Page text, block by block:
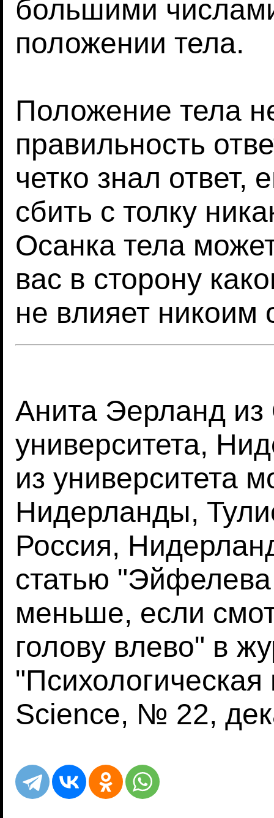
большими
положении тела.
Положение тела
правильность
четко знал ответ,
сбить с толку
Осанка тела
вас в сторону
не влияет никоим
Анита Эерланд из
университета,
из университета
Нидерланды,
Россия,
статью
меньше, если
голову влево" в
Science, № 22,